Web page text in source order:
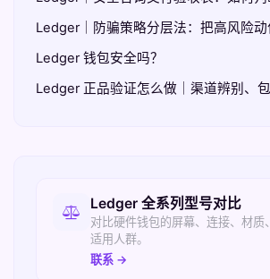
Ledger 钱包安全吗？
相关入口
Ledger 全系列型号对比
对比硬件钱包的屏幕、连接、材质
适用人群。
联系 →